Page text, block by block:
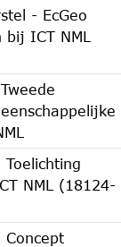
- EcGeo
ICT NML
NML (18124-
Concept